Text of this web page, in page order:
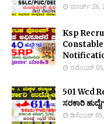
ಮಾರ್ಚ್ 26,
Ksp
ನವೆಂಬರ್ 05,
501 Wcd
ಸರಕಾರಿ
ಡಿಸೆಂಬರ್ 05,